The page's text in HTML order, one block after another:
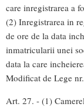
care inregistrarea a
(2) Inregistrarea in
de ore de la data
inmatricularii unei
data la care
Modificat de Lege
Art. 27. - (1)